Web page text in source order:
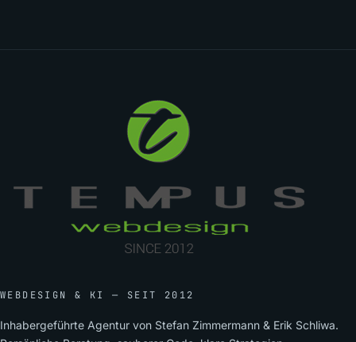
WEBDESIGN & KI — SEIT 2012
Inhabergeführte Agentur von Stefan Zimmermann & Erik Schliwa.